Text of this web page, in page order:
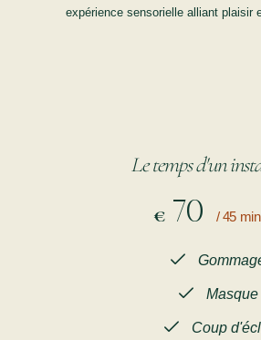
expérience sensorielle alliant plaisir
Le temps d'un
€ 70 / 45 min
Masque
Coup